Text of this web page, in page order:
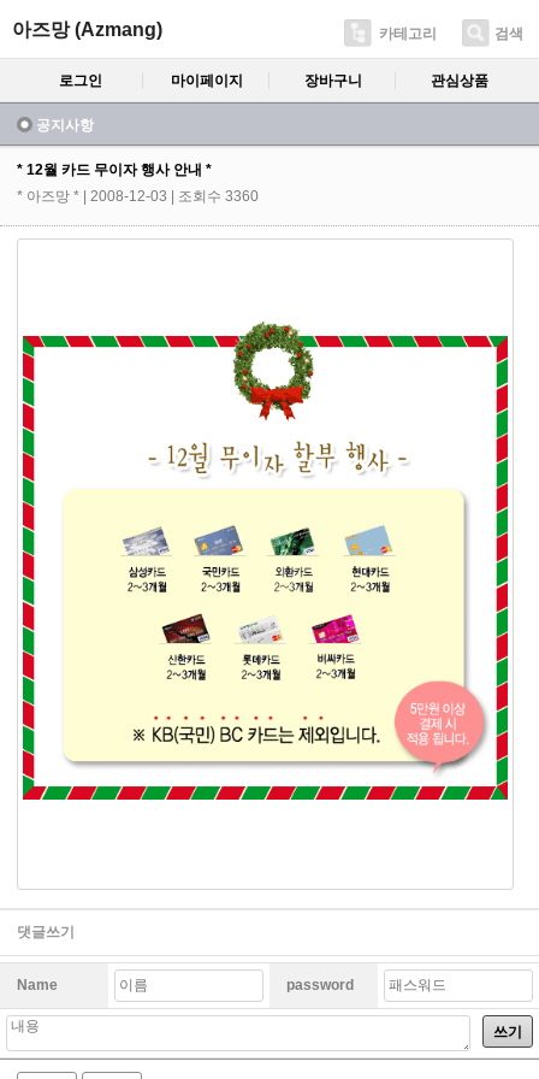
아즈망 (Azmang) 카테고리 검색
로그인 마이페이지 장바구니 관심상품
공지사항
* 12월 카드 무이자 행사 안내 *
* 아즈망 * | 2008-12-03 | 조회수 3360
댓글쓰기
Name password
쓰기